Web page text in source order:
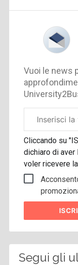
Vuoi le news
aziendale
Cliccando su
dichiaro di aver
voler ricevere
Segui gli